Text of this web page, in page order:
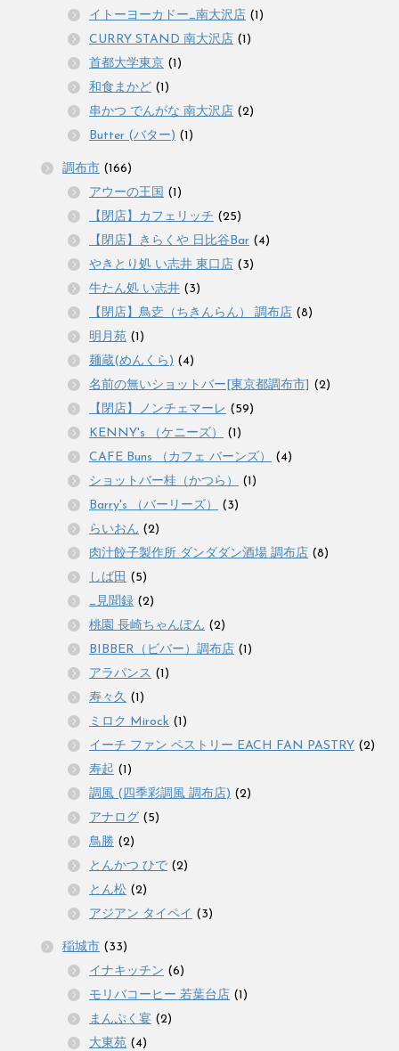
イトーヨーカドー_南大沢店 (1)
CURRY STAND 南大沢店 (1)
首都大学東京 (1)
和食まかど (1)
串かつ でんがな 南大沢店 (2)
Butter (バター) (1)
調布市 (166)
アウーの王国 (1)
【閉店】カフェリッチ (25)
【閉店】きらくや 日比谷Bar (4)
やきとり処 い志井 東口店 (3)
牛たん処 い志井 (3)
【閉店】鳥赱（ちきんらん） 調布店 (8)
明月苑 (1)
麺蔵(めんくら) (4)
名前の無いショットバー[東京都調布市]
(2)
【閉店】ノンチェマーレ (59)
KENNY's （ケニーズ）
(1)
CAFE Buns （カフェ バーンズ）
(4)
ショットバー桂（かつら）
(1)
Barry's （バーリーズ）
(3)
らいおん (2)
肉汁餃子製作所 ダンダダン酒場 調布店 (8)
しば田 (5)
_見聞録 (2)
桃園 長崎ちゃんぽん (2)
BIBBER（ビバー）調布店 (1)
アラパンス (1)
寿々久 (1)
ミロク Mirock (1)
イーチ ファン ペストリー EACH FAN PASTRY (2)
寿起 (1)
調風 (四季彩調風 調布店) (2)
アナログ (5)
鳥勝 (2)
とんかつ ひで (2)
とん松 (2)
アジアン タイペイ (3)
稲城市 (33)
イナキッチン (6)
モリバコーヒー 若葉台店 (1)
まんぷく宴 (2)
大東苑 (4)